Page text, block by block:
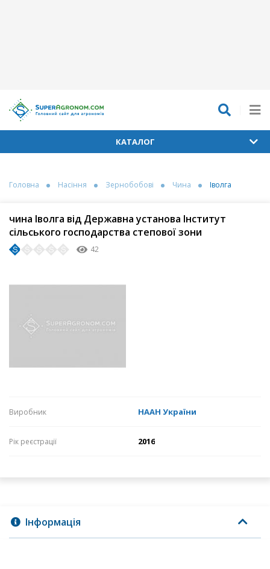
КАТАЛОГ
Головна Насіння Зернобобові Чина Іволга
чина Іволга від Державна установа Інститут
сільського господарства степової зони
42
Виробник НААН України
Рік реєстрації 2016
Інформація